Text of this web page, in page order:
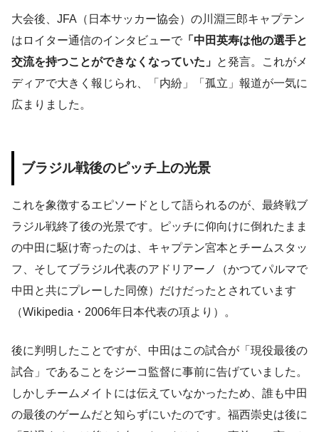
大会後、JFA（日本サッカー協会）の川淵三郎キャプテン
はロイター通信のインタビューで 「中田英寿は他の選手と
交流を持つことができなくなっていた」 と発言。これがメ
ディアで大きく報じられ、「内紛」「孤立」報道が一気に
広まりました。
ブラジル戦後のピッチ上の光景
これを象徴するエピソードとして語られるのが、最終戦ブ
ラジル戦終了後の光景です。ピッチに仰向けに倒れたまま
の中田に駆け寄ったのは、キャプテン宮本とチームスタッ
フ、そしてブラジル代表のアドリアーノ（かつてパルマで
中田と共にプレーした同僚）だけだったとされています
（Wikipedia・2006年日本代表の項より）。
後に判明したことですが、中田はこの試合が「現役最後の
試合」であることをジーコ監督に事前に告げていました。
しかしチームメイトには伝えていなかったため、誰も中田
の最後のゲームだと知らずにいたのです。福西崇史は後に